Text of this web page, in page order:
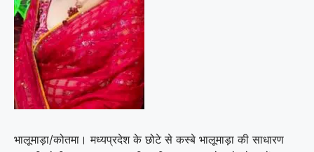
भालूमाड़ा/कोतमा। मध्यप्रदेश के छोटे से कस्बे भालूमाड़ा की साधारण